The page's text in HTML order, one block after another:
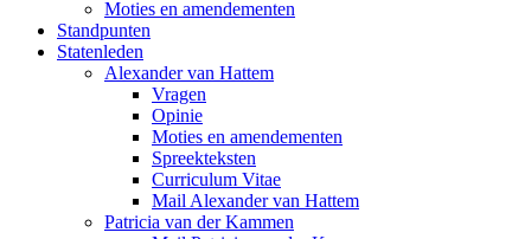
Moties en amendementen
Standpunten
Statenleden
Alexander van Hattem
Vragen
Opinie
Moties en amendementen
Spreekteksten
Curriculum Vitae
Mail Alexander van Hattem
Patricia van der Kammen